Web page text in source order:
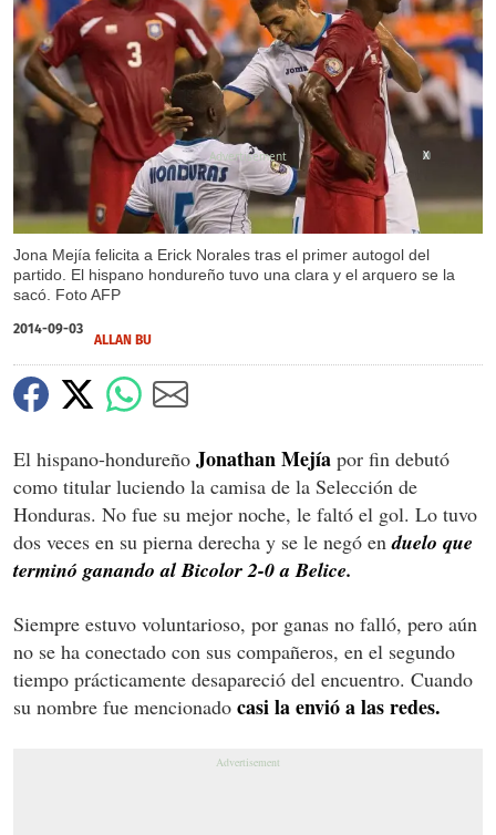
Jona Mejía felicita a Erick Norales tras el primer autogol del
partido. El hispano hondureño tuvo una clara y el arquero se la
sacó. Foto AFP
X
2014-09-03
ALLAN BU
El hispano-hondureño Jonathan Mejía por fin debutó
como titular luciendo la camisa de la Selección de
Honduras. No fue su mejor noche, le faltó el gol. Lo tuvo
dos veces en su pierna derecha y se le negó enduelo que
terminó ganando al Bicolor 2-0 a Belice.
Siempre estuvo voluntarioso, por ganas no falló, pero aún
no se ha conectado con sus compañeros, en el segundo
tiempo prácticamente desapareció del encuentro. Cuando
su nombre fue mencionado casi la envió a las redes.